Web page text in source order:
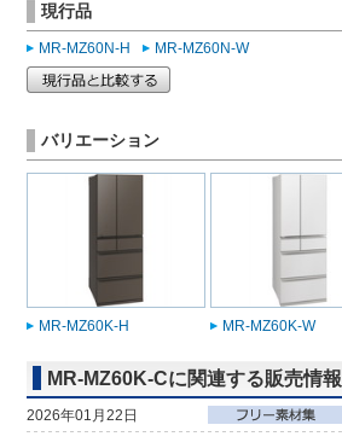
現行品
MR-MZ60N-H MR-MZ60N-W
バリエーション
MR-MZ60K-H MR-MZ60K-W
MR-MZ60K-Cに関連する販売情報
2026年01月22日